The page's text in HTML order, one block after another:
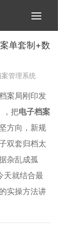
单套制+数
案管理系统
案局刚印发
，把电子档案
方向，新规
双套归档太
杂乱成孤
天就结合最
实操方法讲